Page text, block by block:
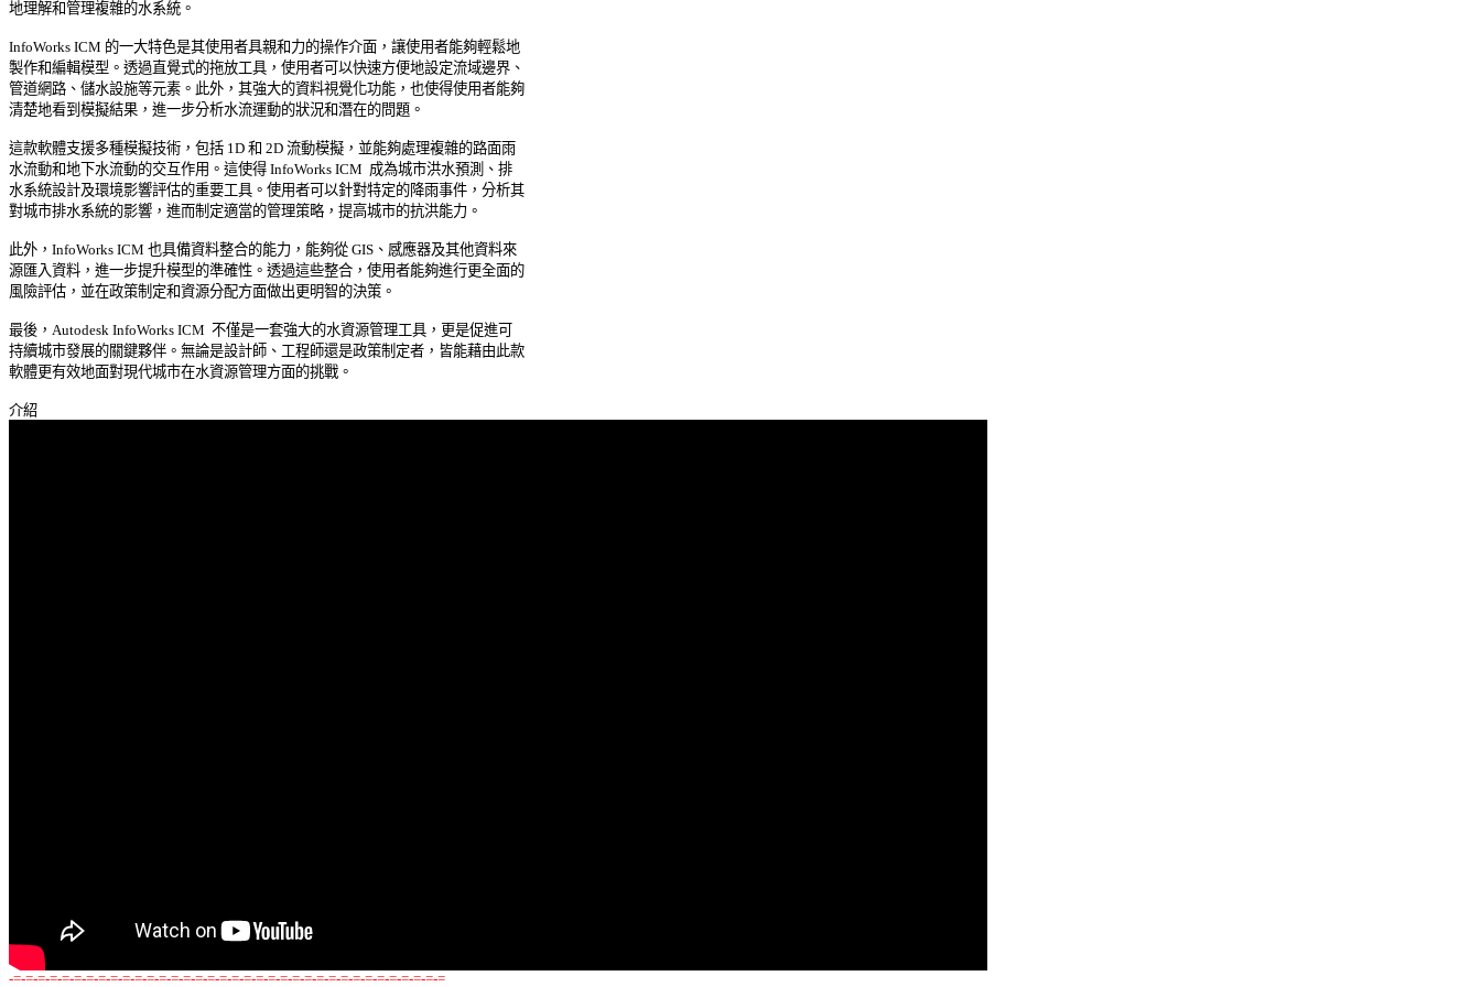
地理解和管理複雜的水系統。
InfoWorks ICM 的一大特色是其使用者具親和力的操作介面，讓使用者能夠輕鬆地
製作和編輯模型。透過直覺式的拖放工具，使用者可以快速方便地設定流域邊界、
管道網路、儲水設施等元素。此外，其強大的資料視覺化功能，也使得使用者能夠
清楚地看到模擬結果，進一步分析水流運動的狀況和潛在的問題。
這款軟體支援多種模擬技術，包括 1D 和 2D 流動模擬，並能夠處理複雜的路面雨
水流動和地下水流動的交互作用。這使得 InfoWorks ICM  成為城市洪水預測、排
水系統設計及環境影響評估的重要工具。使用者可以針對特定的降雨事件，分析其
對城市排水系統的影響，進而制定適當的管理策略，提高城市的抗洪能力。
此外，InfoWorks ICM 也具備資料整合的能力，能夠從 GIS、感應器及其他資料來
源匯入資料，進一步提升模型的準確性。透過這些整合，使用者能夠進行更全面的
風險評估，並在政策制定和資源分配方面做出更明智的決策。
最後，Autodesk InfoWorks ICM  不僅是一套強大的水資源管理工具，更是促進可
持續城市發展的關鍵夥伴。無論是設計師、工程師還是政策制定者，皆能藉由此款
軟體更有效地面對現代城市在水資源管理方面的挑戰。
-=-=-=-=-=-=-=-=-=-=-=-=-=-=-=-=-=-=-=-=-=-=-=-=-=-=-=-=-=-=-=-=-=-=-=-=